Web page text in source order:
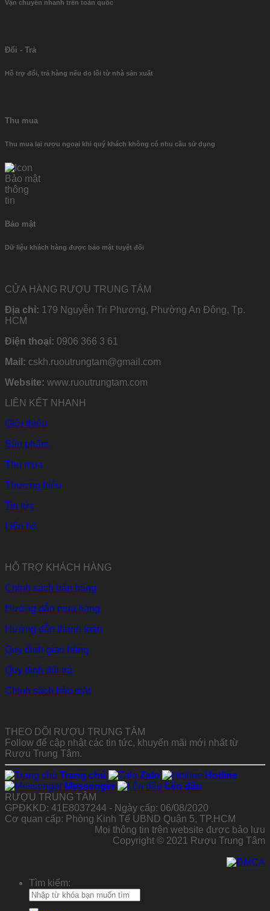
Vận chuyển nhanh trên toàn quốc
Đổi - Trả
Hỗ trợ đổi, trả hàng nếu do lỗi từ nhà sản xuất
Thu mua
Thu mua lại rượu ngoại khi quý khách không có nhu cầu sử dụng
Bảo mật
Dữ liệu khách hàng được bảo mật tuyệt đối
CỬA HÀNG RƯỢU TRUNG TÂM
Địa chỉ: 179 Nguyễn Tri Phương, Phường An Đông, Tp.
HCM
Điện thoại: 0906 366 3 61
Mail: cskh.ruoutrungtam@gmail.com
Website: www.ruoutrungtam.com
LIÊN KẾT NHANH
Giới thiệu
Sản phẩm
Thu mua
Thương hiệu
Tin tức
Liên hệ
HỖ TRỢ KHÁCH HÀNG
Chính sách bán hàng
Hướng dẫn mua hàng
Hướng dẫn thanh toán
Quy định giao hàng
Quy định đổi trả
Chính sách bảo mật
THEO DÕI RƯỢU TRUNG TÂM
Follow để cập nhật các tin tức, khuyến mãi mới nhất từ
Rượu Trung Tâm.
Trang chủ Zalo
Hotline
Messenger
Lên đầu
RƯỢU TRUNG TÂM
GPĐKKD: 41E8037244 - Ngày cấp: 06/08/2020
Cơ quan cấp: Phòng Kinh Tế UBND Quận 5, TP.HCM
Mọi thông tin trên website được bảo lưu
Copyright © 2021 Rượu Trung Tâm
Tìm kiếm: